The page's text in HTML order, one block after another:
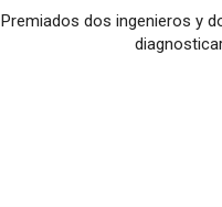
Premiados dos ingenieros y